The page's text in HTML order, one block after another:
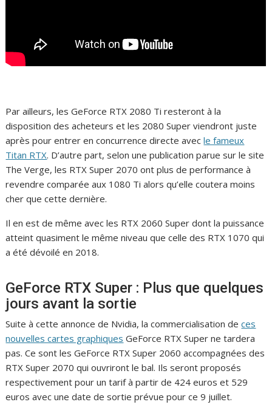
Par ailleurs, les GeForce RTX 2080 Ti resteront à la
disposition des acheteurs et les 2080 Super viendront juste
après pour entrer en concurrence directe avecle fameux
Titan RTX. D’autre part, selon une publication parue sur le site
The Verge, les RTX Super 2070 ont plus de performance à
revendre comparée aux 1080 Ti alors qu’elle coutera moins
cher que cette dernière.
Il en est de même avec les RTX 2060 Super dont la puissance
atteint quasiment le même niveau que celle des RTX 1070 qui
a été dévoilé en 2018.
GeForce RTX Super : Plus que quelques
jours avant la sortie
Suite à cette annonce de Nvidia, la commercialisation deces
nouvelles cartes graphiques GeForce RTX Super ne tardera
pas. Ce sont les GeForce RTX Super 2060 accompagnées des
RTX Super 2070 qui ouvriront le bal. Ils seront proposés
respectivement pour un tarif à partir de 424 euros et 529
euros avec une date de sortie prévue pour ce 9 juillet.